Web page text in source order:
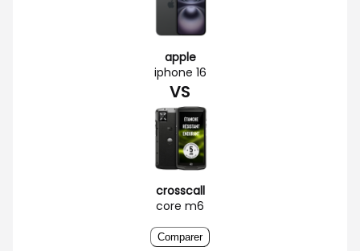
apple
iphone 16
VS
crosscall
core m6
Comparer